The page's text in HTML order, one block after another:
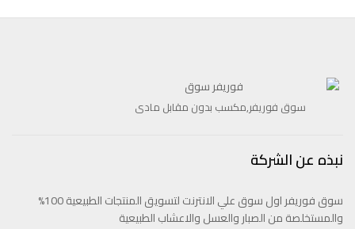
سوق فوريفر,مكسب بدون مقابل مادى
نبذه عن الشركة
سوق فوريفر اول سوق علي الانترنت لتسويق المنتجات الطبيعية 100%
والمستخلصة من الصبار والعسل والاعشاب الطبيعية